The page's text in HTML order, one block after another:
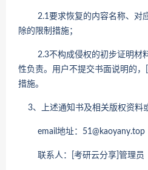
2.1要求恢复的内容名称、对应
除的限制措施；
2.3不构成侵权的初步证明材料
性负责。用户不提交书面说明的
措施。
3、上述通知书及相关版权资料
email地址：51@kaoyany.top
联系人：[考研云分享]管理员